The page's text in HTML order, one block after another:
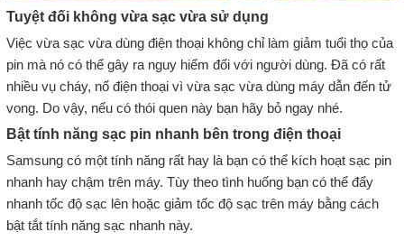
Tuyệt đối không vừa sạc vừa sử dụng
Việc vừa sạc vừa dùng điện thoại không chỉ làm giảm tuổi thọ của
pin mà nó có thể gây ra nguy hiểm đối với người dùng. Đã có rất
nhiều vụ cháy, nổ điện thoại vì vừa sạc vừa dùng máy dẫn đến tử
vong. Do vậy, nếu có thói quen này bạn hãy bỏ ngay nhé.
Bật tính năng sạc pin nhanh bên trong điện thoại
Samsung có một tính năng rất hay là bạn có thể kích hoạt sạc pin
nhanh hay chậm trên máy. Tùy theo tình huống bạn có thể đẩy
nhanh tốc độ sạc lên hoặc giảm tốc độ sạc trên máy bằng cách
bật tắt tính năng sạc nhanh này.